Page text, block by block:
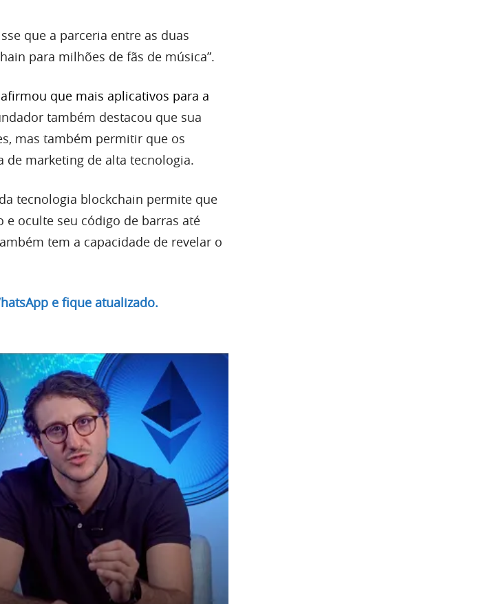
que a parceria entre as duas
para milhões de fãs de música”.
afirmou que mais aplicativos para a
também destacou que sua
mas também permitir que os
de marketing de alta tecnologia.
tecnologia blockchain permite que
oculte seu código de barras até
tem a capacidade de revelar o
e fique atualizado.